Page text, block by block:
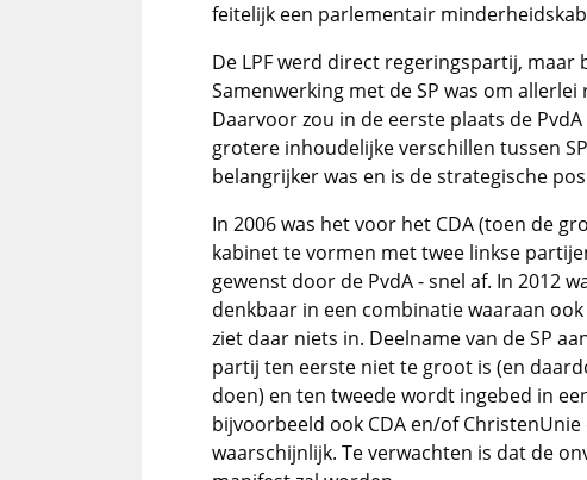
feitelijk een parlementair
De LPF werd direct regeringspartij, maar
Samenwerking met de SP was om
Daarvoor zou in de eerste plaats de
grotere inhoudelijke verschillen tussen
belangrijker was en is de strategische
In 2006 was het voor het CDA (toen de
kabinet te vormen met twee linkse
gewenst door de PvdA - snel af. In 2012
denkbaar in een combinatie waaraan
ziet daar niets in. Deelname van de SP
partij ten eerste niet te groot is (en
doen) en ten tweede wordt ingebed in
bijvoorbeeld ook CDA en/of
waarschijnlijk. Te verwachten is dat de